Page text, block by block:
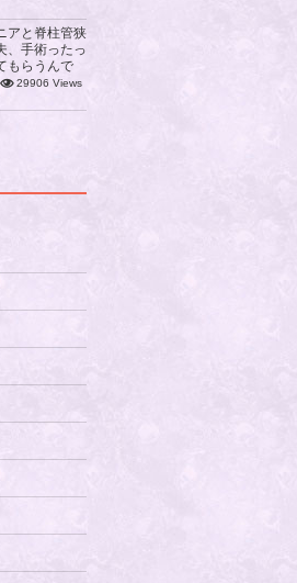
アと脊柱管狭
、手術ったっ
もらうんで
29906 Views